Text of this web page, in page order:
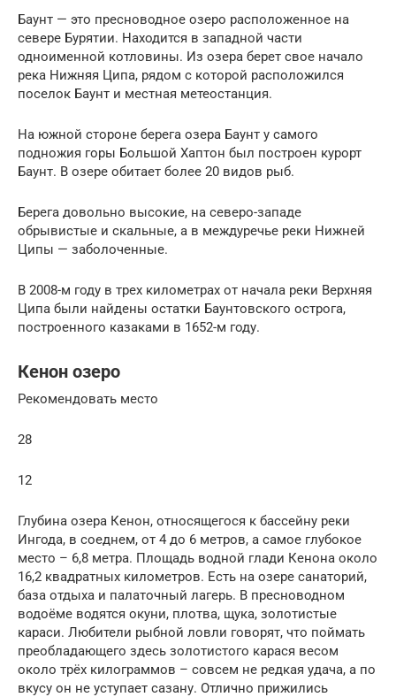
Баунт — это пресноводное озеро расположенное на
севере Бурятии. Находится в западной части
одноименной котловины. Из озера берет свое начало
река Нижняя Ципа, рядом с которой расположился
поселок Баунт и местная метеостанция.
На южной стороне берега озера Баунт у самого
подножия горы Большой Хаптон был построен курорт
Баунт. В озере обитает более 20 видов рыб.
Берега довольно высокие, на северо-западе
обрывистые и скальные, а в междуречье реки Нижней
Ципы — заболоченные.
В 2008-м году в трех километрах от начала реки Верхняя
Ципа были найдены остатки Баунтовского острога,
построенного казаками в 1652-м году.
Кенон озеро
Рекомендовать место
28
12
Глубина озера Кенон, относящегося к бассейну реки
Ингода, в соеднем, от 4 до 6 метров, а самое глубокое
место – 6,8 метра. Площадь водной глади Кенона около
16,2 квадратных километров. Есть на озере санаторий,
база отдыха и палаточный лагерь. В пресноводном
водоёме водятся окуни, плотва, щука, золотистые
караси. Любители рыбной ловли говорят, что поймать
преобладающего здесь золотистого карася весом
около трёх килограммов – совсем не редкая удача, а по
вкусу он не уступает сазану. Отлично прижились